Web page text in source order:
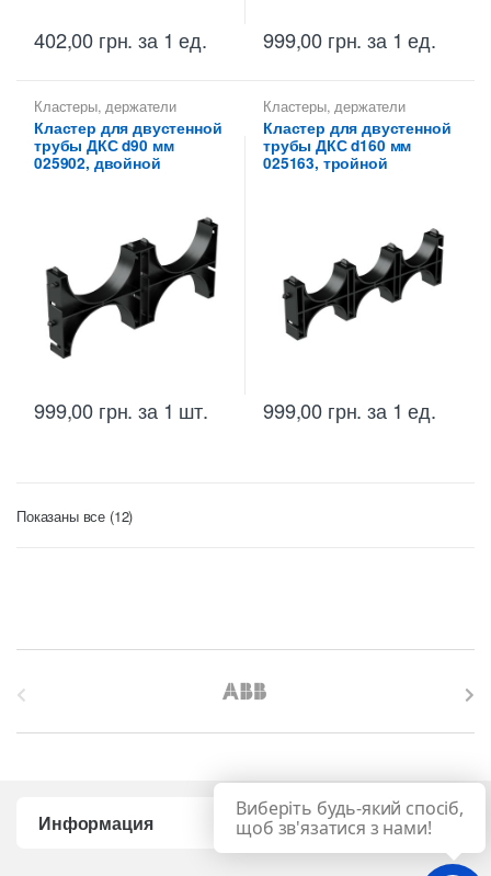
402,00 грн. за 1 ед. 999,00 грн. за 1 ед.
Кластеры, держатели
расстояний ДКС
Кластер для двустенной
трубы ДКС d90 мм
025902, двойной
999,00 грн. за 1 шт.
Кластеры, держатели
расстояний ДКС
Кластер для двустенной
трубы ДКС d160 мм
025163, тройной
999,00 грн. за 1 ед.
Показаны все (12)Цены:
Информация
Виберіть будь-який спосіб,
щоб зв'язатися з нами!